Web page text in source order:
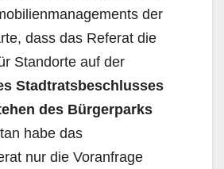
der
dass das Referat die
Standorte auf der
Stadtratsbeschlusses
des Bürgerparks
habe das
nur die Voranfrage